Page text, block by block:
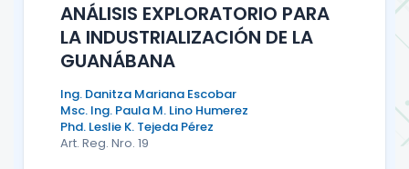
ANÁLISIS EXPLORATORIO PARA
LA INDUSTRIALIZACIÓN DE LA
GUANÁBANA
Ing. Danitza Mariana Escobar
Msc. Ing. Paula M. Lino Humerez
Phd. Leslie K. Tejeda Pérez
Art. Reg. Nro. 19